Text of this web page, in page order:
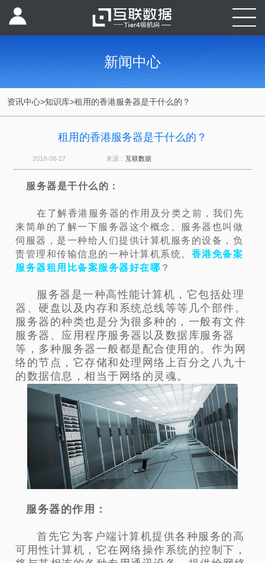
新闻中心
资讯中心>知识库>租用的香港服务器是干什么的？
租用的香港服务器是干什么的？
2018-08-27 来源： 互联数据
服务器是干什么的 ：
在了解香港服务器的作用及分类之前，我们先
来简单的了解一下服务器这个概念。服务器也叫做
伺服器，是一种给人们提供计算机服务的设备，负
责管理和传输信息的一种计算机系统。 香港免备案
服务器租用比备案服务器好在哪 ？
服务器是一种高性能计算机，它包括处理
器、硬盘以及内存和系统总线等等几个部件。
服务器的种类也是分为很多种的，一般有文件
服务器、应用程序服务器以及数据库服务器
等，多种服务器一般都是配合使用的。作为网
络的节点，它存储和处理网络上百分之八九十
的数据信息，相当于网络的灵魂。
服务器的作用：
首先它为客户端计算机提供各种服务的高
可用性计算机，它在网络操作系统的控制下，